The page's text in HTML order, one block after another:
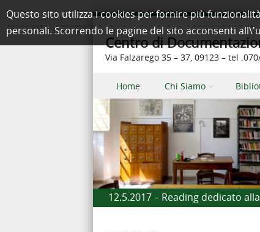
Centro di
Via Falzarego 35 – 37, 09123 – tel
Menu
Home Chi Siamo
12.5.2017 – Reading dedicato
Questo sito utilizza i cookies per fornire più
personali. Scorrendo le pagine del sito acconsenti